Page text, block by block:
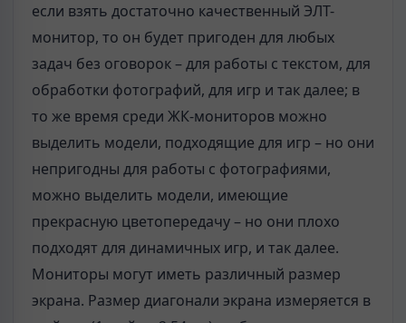
если взять достаточно качественный ЭЛТ-
монитор, то он будет пригоден для любых
задач без оговорок – для работы с текстом, для
обработки фотографий, для игр и так далее; в
то же время среди ЖК-мониторов можно
выделить модели, подходящие для игр – но они
непригодны для работы с фотографиями,
можно выделить модели, имеющие
прекрасную цветопередачу – но они плохо
подходят для динамичных игр, и так далее.
Мониторы могут иметь различный размер
экрана. Размер диагонали экрана измеряется в